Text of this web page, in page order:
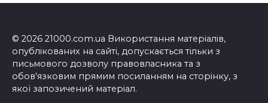
© 2026 21000.com.ua Використання матеріалів,
опублікованих на сайті, допускається тільки з
письмового дозволу правовласника та з
обов'язковим прямим посиланням на сторінку, з
якої запозичений матеріал.